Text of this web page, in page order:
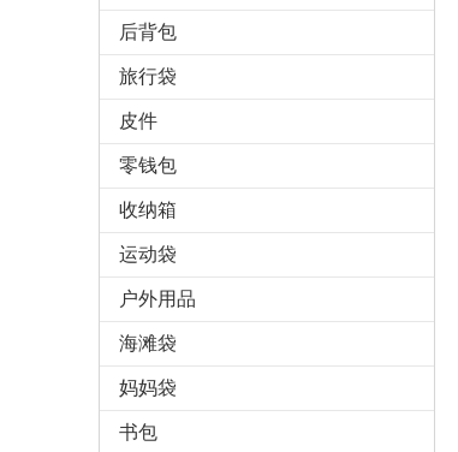
后背包
旅行袋
皮件
零钱包
收纳箱
运动袋
户外用品
海滩袋
妈妈袋
书包